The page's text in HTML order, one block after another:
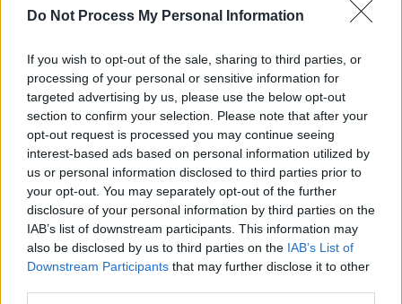
Do Not Process My Personal Information
If you wish to opt-out of the sale, sharing to third parties, or
processing of your personal or sensitive information for
targeted advertising by us, please use the below opt-out
section to confirm your selection. Please note that after your
opt-out request is processed you may continue seeing
interest-based ads based on personal information utilized by
us or personal information disclosed to third parties prior to
your opt-out. You may separately opt-out of the further
disclosure of your personal information by third parties on the
IAB’s list of downstream participants. This information may
also be disclosed by us to third parties on the IAB’s List of
Downstream Participants that may further disclose it to other
SOS (Șoșoacă)
PACE (Peia)
Acțiunea Conservatoare (Târziu)
PDF (Lazarus)
PUSL (D. Voiculescu)
PNȚCD (Pavelescu)
PNCR (Terheș)
Partidul Patrioților (Surugiu)
FAR (Coarnă)
România pe Primul Loc (Ponta)